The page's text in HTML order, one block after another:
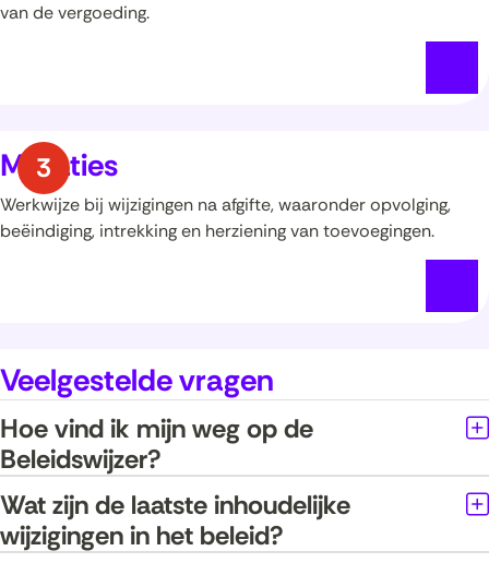
van de vergoeding.
Mutaties
Werkwijze bij wijzigingen na afgifte, waaronder opvolging,
beëindiging, intrekking en herziening van toevoegingen.
Veelgestelde vragen
Hoe vind ik mijn weg op de
Beleidswijzer?
Wat zijn de laatste inhoudelijke
wijzigingen in het beleid?